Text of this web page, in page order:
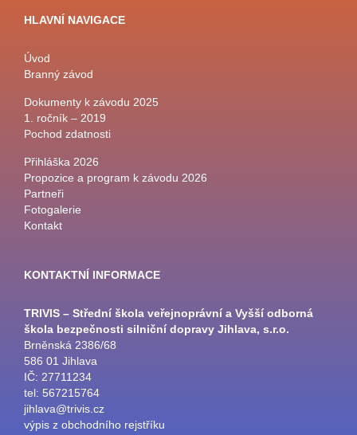
HLAVNÍ NAVIGACE
Úvod
Branný závod
Dokumenty k závodu 2025
1. ročník – 2019
Pochod zdatnosti
Přihláška 2026
Propozice a program k závodu 2026
Partneři
Fotogalerie
Kontakt
KONTAKTNÍ INFORMACE
TRIVIS – Střední škola veřejnoprávní a Vyšší odborná
škola bezpečnosti silniční dopravy Jihlava, s.r.o.
Brněnská 2386/68
586 01 Jihlava
IČ: 27711234
tel: 567215764
jihlava@trivis.cz
výpis z obchodního rejstříku